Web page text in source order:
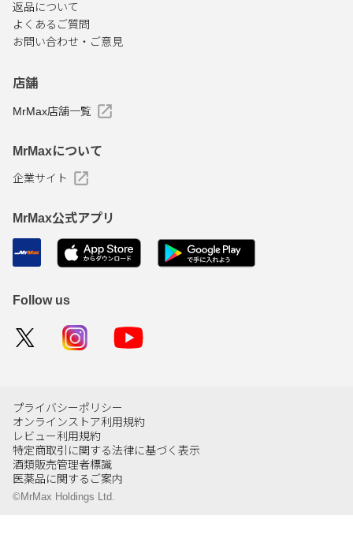
返品について
よくあるご質問
お問い合わせ・ご意見
店舗
MrMax店舗一覧
MrMaxについて
企業サイト
MrMax公式アプリ
Follow us
プライバシーポリシー
オンラインストア利用規約
レビュー利用規約
特定商取引に関する法律に基づく表示
酒類販売管理者標識
医薬品に関するご案内
©MrMax Holdings Ltd.